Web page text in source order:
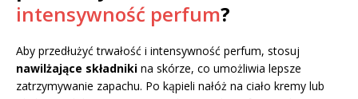
intensywność perfum?
Aby przedłużyć trwałość i intensywność perfum, stosuj
nawilżające składniki na skórze, co umożliwia lepsze
zatrzymywanie zapachu. Po kąpieli nałóż na ciało kremy lub